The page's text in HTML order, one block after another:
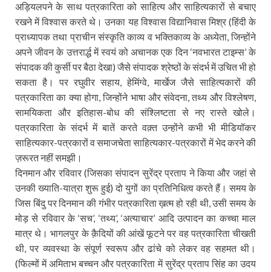
अड़ियलपने के साथ पत्रकारिता को साहित्य और साहित्यकारों से बचाए
रखने में विश्वास करते थे। उनका यह विश्वास विद्यानिवास मिश्र (हिंदी के
प्राध्यापक तथा प्राचीन संस्कृति काव्य व भक्तिकाव्य के अध्येता, जिन्होंने
अपने जीवन के उत्तरार्द्ध में स्वयं को अचानक एक दिन ‘नवभारत टाइम्स’ के
संपादक की कुर्सी पर बैठा देखा) जैसे संपादक श्रेष्ठों के संदर्भ में उचित भी हो
सकता है। पर रघुवीर सहाय, हेमिंग्वे, मार्खेज जैसे साहित्यकारों की
पत्रकारिता का क्या होगा, जिन्होंने भाषा और संवेदना, तथ्य और विश्लेषण,
सामयिकता और इतिहास-बोध की संश्लिष्टता से नए रास्ते खोले।
पत्रकारिता के संदर्भ में बातें करते वक़्त उन्होंने कभी भी मीडियॉकर
साहित्यकार-पत्रकारों व समाजचेता साहित्यकार-पत्रकारों में भेद करने की
ज़रूरत नहीं समझी।
दिनमान और रविवार (जिसका संपादन सुरेंद्र प्रताप ने किया और जहां से
उनकी ख्याति-यात्रा शुरू हुई) दो युगों का प्रतिनिधित्व करते हैं। समय के
जिस बिंदु पर दिनमान की गंभीर पत्रकारिता ख़त्म हो रही थी, उसी समय के
मोड़ से रविवार के ‘सच’, ‘तथ्य’, ‘अत्याचार’ आदि उत्पादन का कच्चा माल
मात्र थे। भागलपुर के क़ैदियों की आंखें फूटने पर वह पत्रकारिता चीखती
थी, पर व्यवस्था के संपूर्ण स्वरूप और ढांचे को लेकर वह सहमत थी।
(फिल्मों में अमिताभ बच्चन और पत्रकारिता में सुरेंद्र प्रताप सिंह का उदय